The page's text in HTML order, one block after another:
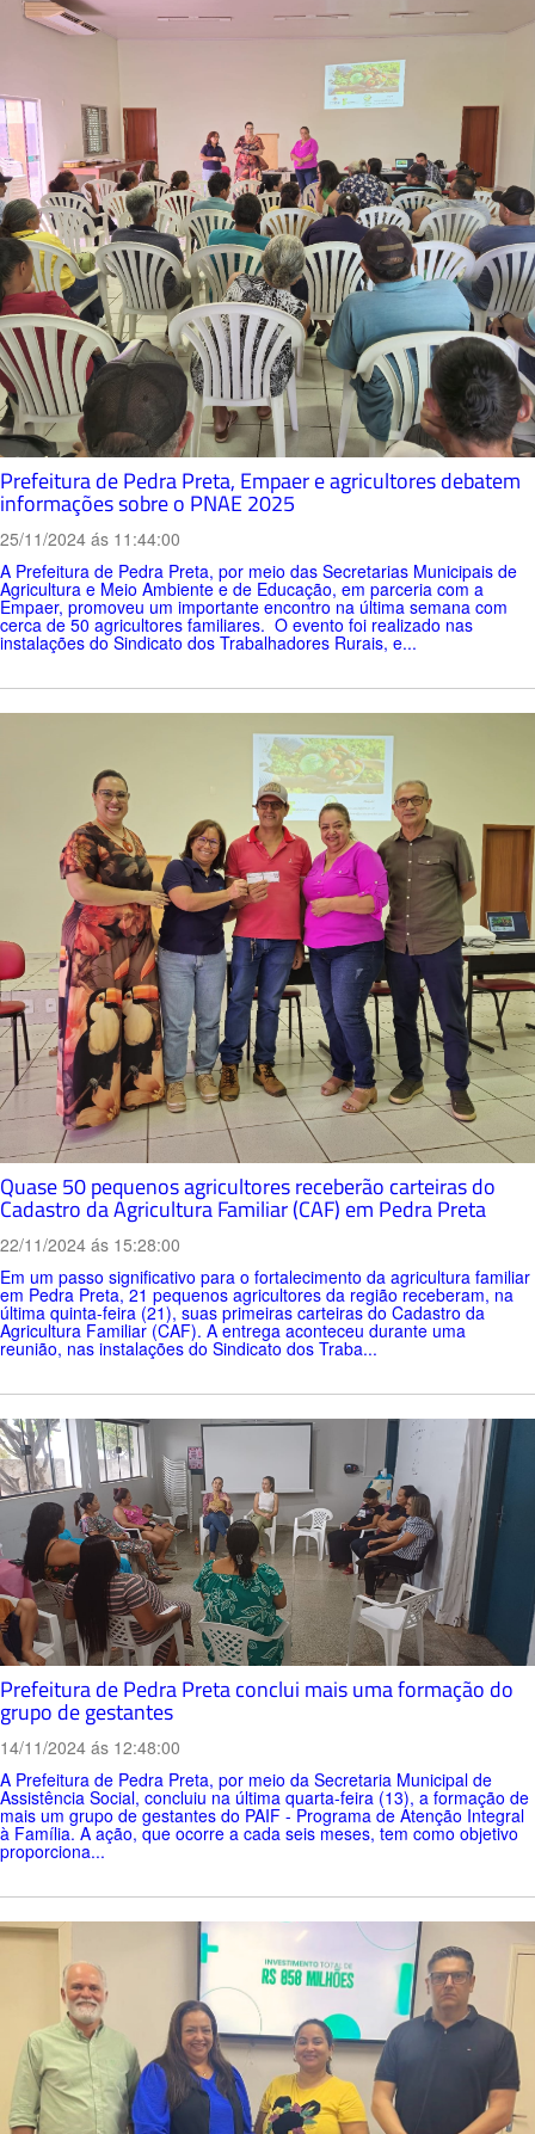
Prefeitura de Pedra Preta, Empaer e agricultores debatem
informações sobre o PNAE 2025
25/11/2024 ás 11:44:00
A Prefeitura de Pedra Preta, por meio das Secretarias Municipais de
Agricultura e Meio Ambiente e de Educação, em parceria com a
Empaer, promoveu um importante encontro na última semana com
cerca de 50 agricultores familiares. O evento foi realizado nas
instalações do Sindicato dos Trabalhadores Rurais, e...
Quase 50 pequenos agricultores receberão carteiras do
Cadastro da Agricultura Familiar (CAF) em Pedra Preta
22/11/2024 ás 15:28:00
Em um passo significativo para o fortalecimento da agricultura familiar
em Pedra Preta, 21 pequenos agricultores da região receberam, na
última quinta-feira (21), suas primeiras carteiras do Cadastro da
Agricultura Familiar (CAF). A entrega aconteceu durante uma
reunião, nas instalações do Sindicato dos Traba...
Prefeitura de Pedra Preta conclui mais uma formação do
grupo de gestantes
14/11/2024 ás 12:48:00
A Prefeitura de Pedra Preta, por meio da Secretaria Municipal de
Assistência Social, concluiu na última quarta-feira (13), a formação de
mais um grupo de gestantes do PAIF - Programa de Atenção Integral
à Família. A ação, que ocorre a cada seis meses, tem como objetivo
proporciona...